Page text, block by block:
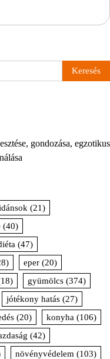
gondozása, egzotikus
(21)
(40)
(47)
eper (20)
gyümölcs (374)
jótékony hatás (27)
(20) konyha (106)
(42)
növényvédelem (103)